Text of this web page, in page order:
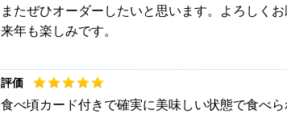
またぜひオーダーしたいと思います。よろしくお
来年も楽しみです。
食べ頃カード付きで確実に美味しい状態で食べ